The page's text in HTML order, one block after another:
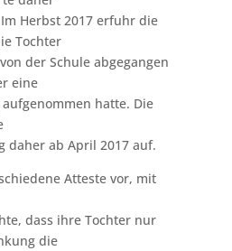
Herbst 2017 erfuhr die
Tochter
der Schule abgegangen
eine
hatte. Die
daher ab April 2017 auf.
Atteste vor, mit
dass ihre Tochter nur
die